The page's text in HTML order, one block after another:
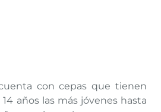
con cepas que tienen
años las más jóvenes hasta